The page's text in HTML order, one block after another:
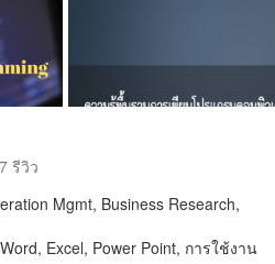
รีวิว
Mgmt, Business Research,
Excel, Power Point, การใช้งาน